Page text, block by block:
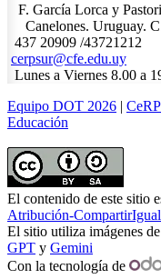
F. García Lorca y
Canelones. Uruguay.
437 20909 /43721212
cerpsur@cfe.edu.uy
Lunes a Viernes 8.00 a
Equipo DOT 2026 |
Educación
El contenido de este sitio
Atribución-
El sitio utiliza imágenes
GPT y Gemini
Con la tecnología de